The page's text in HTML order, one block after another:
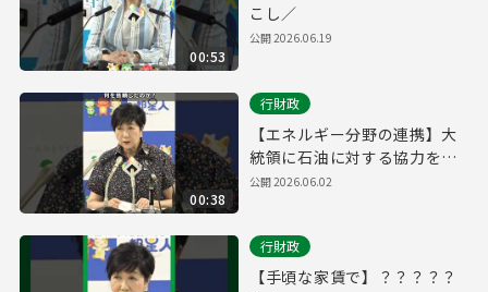
00:53
こし／
公開2026.06.19
00:38
行財政
【エネルギー分野の連携】大
統領に石油に対する協力を依
頼
公開2026.06.02
行財政
【手頃な家賃で】？？？？？